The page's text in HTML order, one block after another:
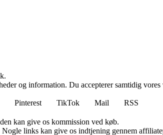
og information. Du accepterer samtidig
Pinterest TikTok Mail
RSS
kan give os kommission ved køb.
links kan give os indtjening gennem